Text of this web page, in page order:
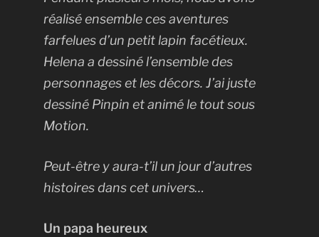
réalisé ensemble ces aventures
farfelues d’un petit lapin facétieux.
Helena a dessiné l’ensemble des
personnages et les décors. J’ai juste
dessiné Pinpin et animé le tout sous
Motion.
Peut-être y aura-t’il un jour d’autres
histoires dans cet univers…
Un papa heureux